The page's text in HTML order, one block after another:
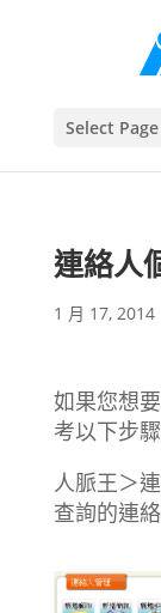
Select Page
連絡人
1 月 17, 2014
如果您想
考以下步驟
人脈王＞
查詢的連